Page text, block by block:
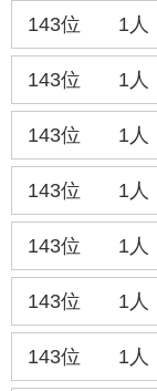
143位 1人
143位 1人
143位 1人
143位 1人
143位 1人
143位 1人
143位 1人